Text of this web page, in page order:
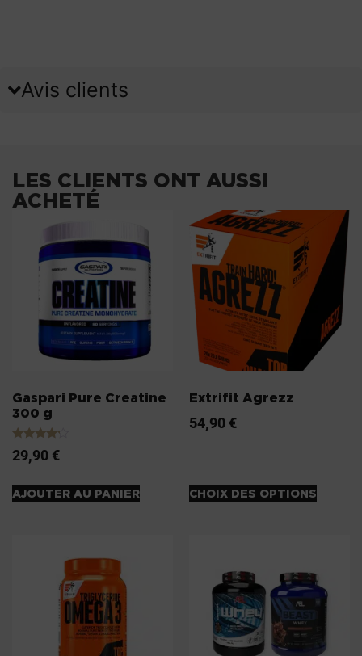
Avis clients
LES CLIENTS ONT AUSSI
ACHETÉ
Gaspari Pure Creatine
300 g
Note
4.00
29,90 €
AJOUTER AU PANIER
Extrifit Agrezz
54,90 €
CHOIX DES OPTIONS